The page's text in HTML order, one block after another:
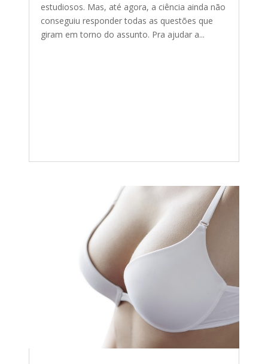
estudiosos. Mas, até agora, a ciência ainda não
conseguiu responder todas as questões que
giram em torno do assunto. Pra ajudar a...